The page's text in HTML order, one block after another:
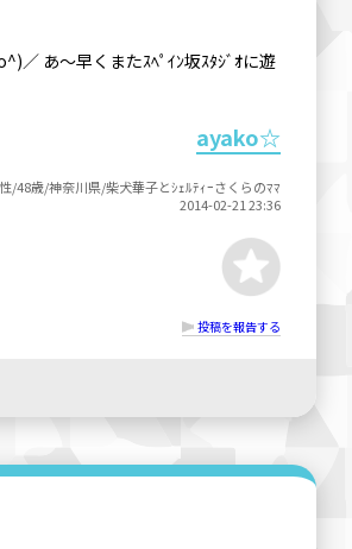
／ あ～早くまたｽﾍﾟｲﾝ坂ｽﾀｼﾞｵに遊
ayako☆
/48歳/神奈川県/柴犬華子とｼｪﾙﾃｨｰさくらのﾏﾏ
2014-02-21 23:36
投稿を報告する